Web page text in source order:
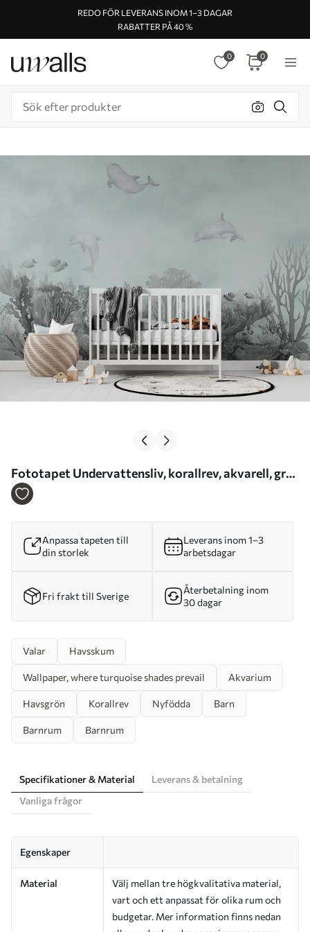
REDO FÖR LEVERANS INOM 1–3 DAGAR
RABATTER PÅ 40 %
0 0
Fototapet Undervattensliv, korallrev, akvarell, grå
och blå färg, delfiner Nr. u98900
Anpassa tapeten till
din storlek
Leverans inom 1–3
arbetsdagar
Fri frakt till Sverige
Återbetalning inom
30 dagar
Valar Havsskum
Wallpaper, where turquoise shades prevail Akvarium
Havsgrön Korallrev Nyfödda Barn
Barnrum Barnrum
Specifikationer & Material
Leverans & betalning
Vanliga frågor
Egenskaper
Material
Välj mellan tre högkvalitativa material,
vart och ett anpassat för olika rum och
budgetar. Mer information finns nedan